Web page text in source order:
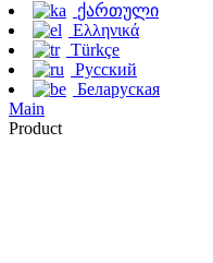
ქართული
Ελληνικά
Türkçe
Русский
Беларуская
Main
Product